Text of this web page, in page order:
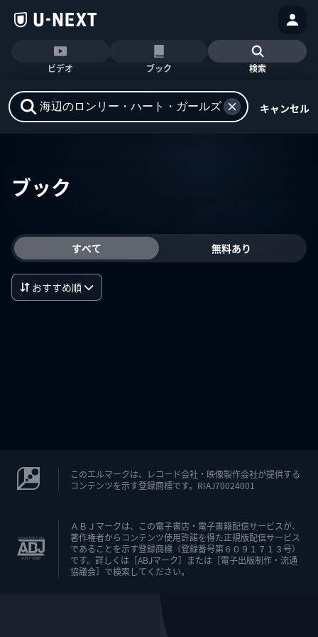
ビデオ ブック 検索
キャンセル
ブック
すべて 無料あり
おすすめ順
このエルマークは、レコード会社・映像製作会社が提供する
コンテンツを示す登録商標です。RIAJ70024001
ＡＢＪマークは、この電子書店・電子書籍配信サービスが、
著作権者からコンテンツ使用許諾を得た正規版配信サービス
であることを示す登録商標（登録番号第６０９１７１３号）
です。詳しくは［ABJマーク］または［電子出版制作・流通
協議会］で検索してください。